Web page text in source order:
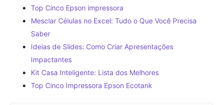
Top Cinco Epson impressora
Mesclar Células no Excel: Tudo o Que Você Precisa
Saber
Ideias de Slides: Como Criar Apresentações
Impactantes
Kit Casa Inteligente: Lista dos Melhores
Top Cinco Impressora Epson Ecotank